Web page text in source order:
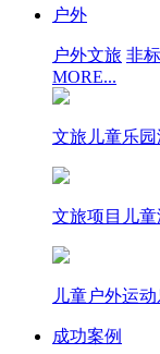
户外
户外文旅 非
MORE...
文旅儿童乐园
文旅项目儿
儿童户外运
成功案例